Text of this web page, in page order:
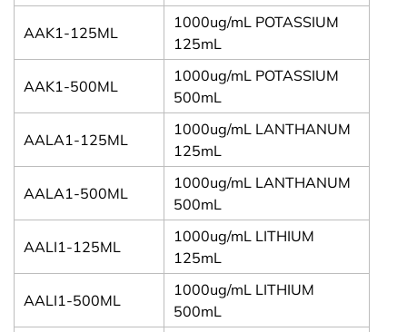
AAK1-125ML
1000ug/mL POTASSIUM
125mL
AAK1-500ML
1000ug/mL POTASSIUM
500mL
AALA1-125ML
1000ug/mL LANTHANUM
125mL
AALA1-500ML
1000ug/mL LANTHANUM
500mL
AALI1-125ML
1000ug/mL LITHIUM
125mL
AALI1-500ML
1000ug/mL LITHIUM
500mL